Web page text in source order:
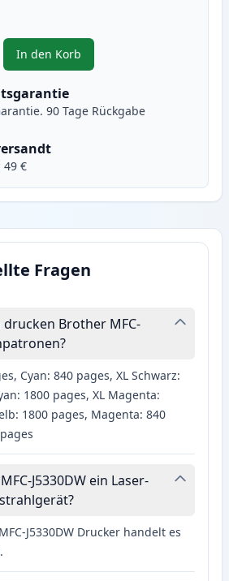
Tasten, um anzupassen
In den Korb
, Brother LC3219Y gelb XXL
90 Tage Rückgabe
49 €
Fragen
drucken Brother MFC-
Cyan: 840 pages, XL Schwarz:
1800 pages, XL Magenta:
1800 pages, Magenta: 840
J5330DW ein Laser-
J5330DW Drucker handelt es